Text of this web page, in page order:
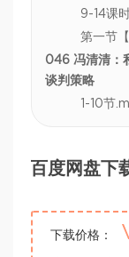
9-14课
第一节
046 冯清清：
谈判策略
1-10节
百度网盘下
下载价格：